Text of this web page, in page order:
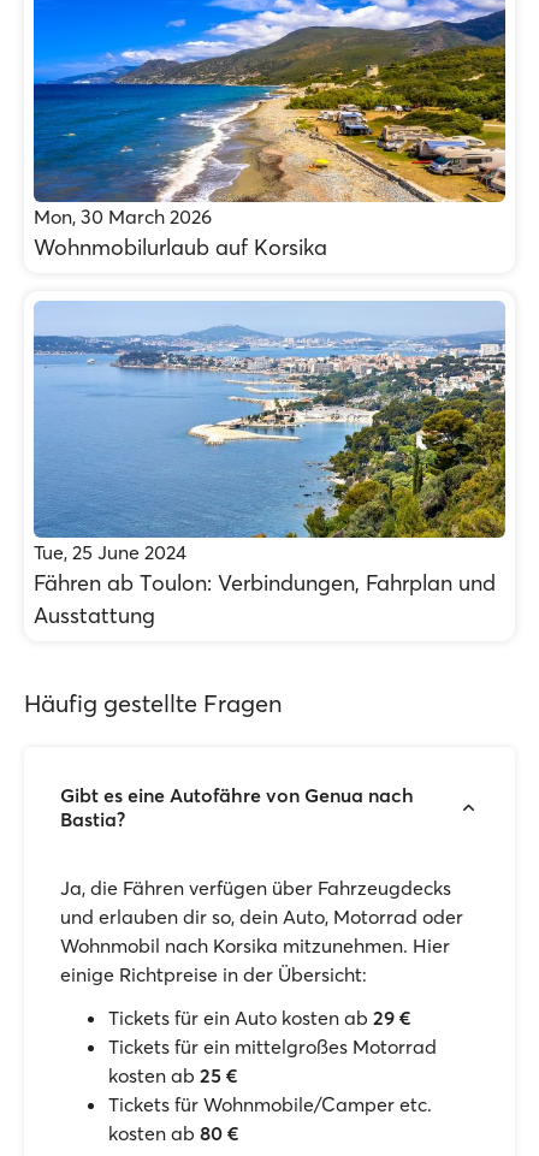
Mon, 30 March 2026
Wohnmobilurlaub auf Korsika
Tue, 25 June 2024
Fähren ab Τoulon: Verbindungen, Fahrplan und
Ausstattung
Häufig gestellte Fragen
Gibt es eine Autofähre von Genua nach
Bastia?
Ja, die Fähren verfügen über Fahrzeugdecks
und erlauben dir so, dein Auto, Motorrad oder
Wohnmobil nach Korsika mitzunehmen. Hier
einige Richtpreise in der Übersicht:
Tickets für ein Auto kosten ab 29 €
Tickets für ein mittelgroßes Motorrad
kosten ab 25 €
Tickets für Wohnmobile/Camper etc.
kosten ab 80 €